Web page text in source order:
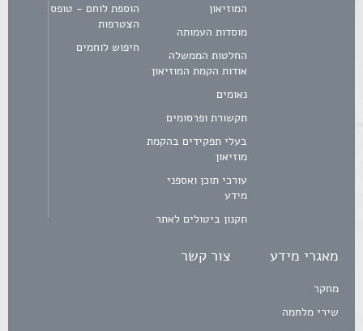
המוזיאון
מוסדות העמותה
החלטות הממשלה
אודות הקמת המוזיאון
נאומים
תקשורת ופרסומים
בעלי תפקידים בהקמת
מוזיאון
עורכי תוכן ואספני
מידע
תקנון ביטולים לאתר
הוספת לוחם - טופס
הצטרפות
חיפוש לוחמים
מאגרי מידע
מחקר
שירי מלחמה
צור קשר